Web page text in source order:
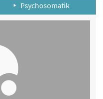
Psychosomatik